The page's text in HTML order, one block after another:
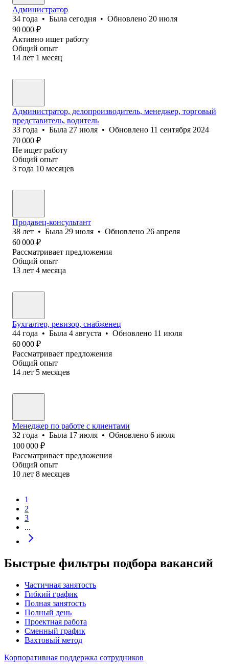
Администратор
34 года • Была сегодня • Обновлено 20 июля
90 000 ₽
Активно ищет работу
Общий опыт
14 лет 1 месяц
Администратор, делопроизводитель, менеджер, торговый
представитель, водитель
33 года • Была 27 июля • Обновлено 11 сентября 2024
70 000 ₽
Не ищет работу
Общий опыт
3 года 10 месяцев
Продавец-консультант
38 лет • Была 29 июля • Обновлено 26 апреля
60 000 ₽
Рассматривает предложения
Общий опыт
13 лет 4 месяца
Бухгалтер, ревизор, снабженец
44 года • Была 4 августа • Обновлено 11 июля
60 000 ₽
Рассматривает предложения
Общий опыт
14 лет 5 месяцев
Менеджер по работе с клиентами
32 года • Была 17 июля • Обновлено 6 июля
100 000 ₽
Рассматривает предложения
Общий опыт
10 лет 8 месяцев
1
2
3
...
Быстрые фильтры подбора вакансий
Частичная занятость
Гибкий график
Полная занятость
Полный день
Проектная работа
Сменный график
Вахтовый метод
Корпоративная поддержка сотрудников